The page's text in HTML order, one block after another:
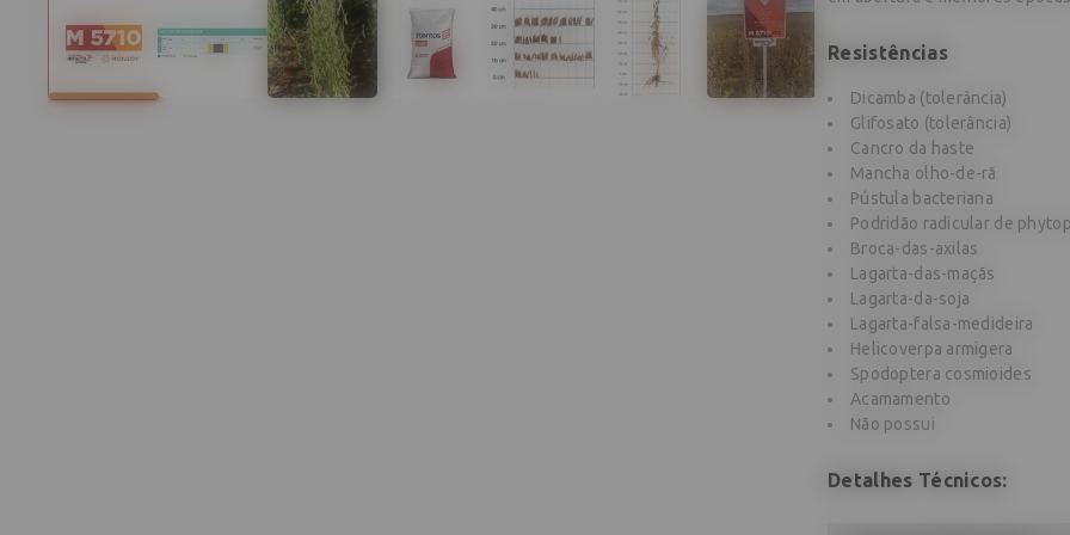
Resistências
Dicamba (tolerância)
Glifosato (tolerância)
Cancro da haste
Mancha olho-de-rã
Pústula bacteriana
Podridão radicular de
Broca-das-axilas
Lagarta-das-maçãs
Lagarta-da-soja
Lagarta-falsa-medideira
Helicoverpa armigera
Spodoptera cosmioides
Acamamento
Não possui
Detalhes Técnicos: